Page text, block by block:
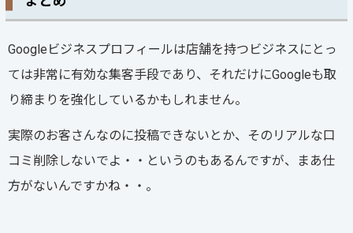
Googleビジネスプロフィールは店舗を持つビジネスにとっ
ては非常に有効な集客手段であり、それだけにGoogleも取
り締まりを強化しているかもしれません。
実際のお客さんなのに投稿できないとか、そのリアルな口
コミ削除しないでよ・・というのもあるんですが、まあ仕
方がないんですかね・・。